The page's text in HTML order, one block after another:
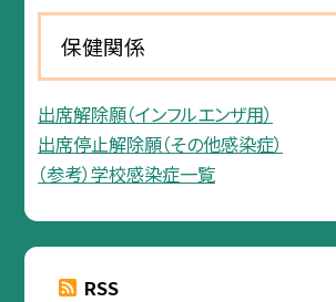
保健関係
出席解除願（インフルエンザ用）
出席停止解除願（その他感染症）
（参考）学校感染症一覧
RSS